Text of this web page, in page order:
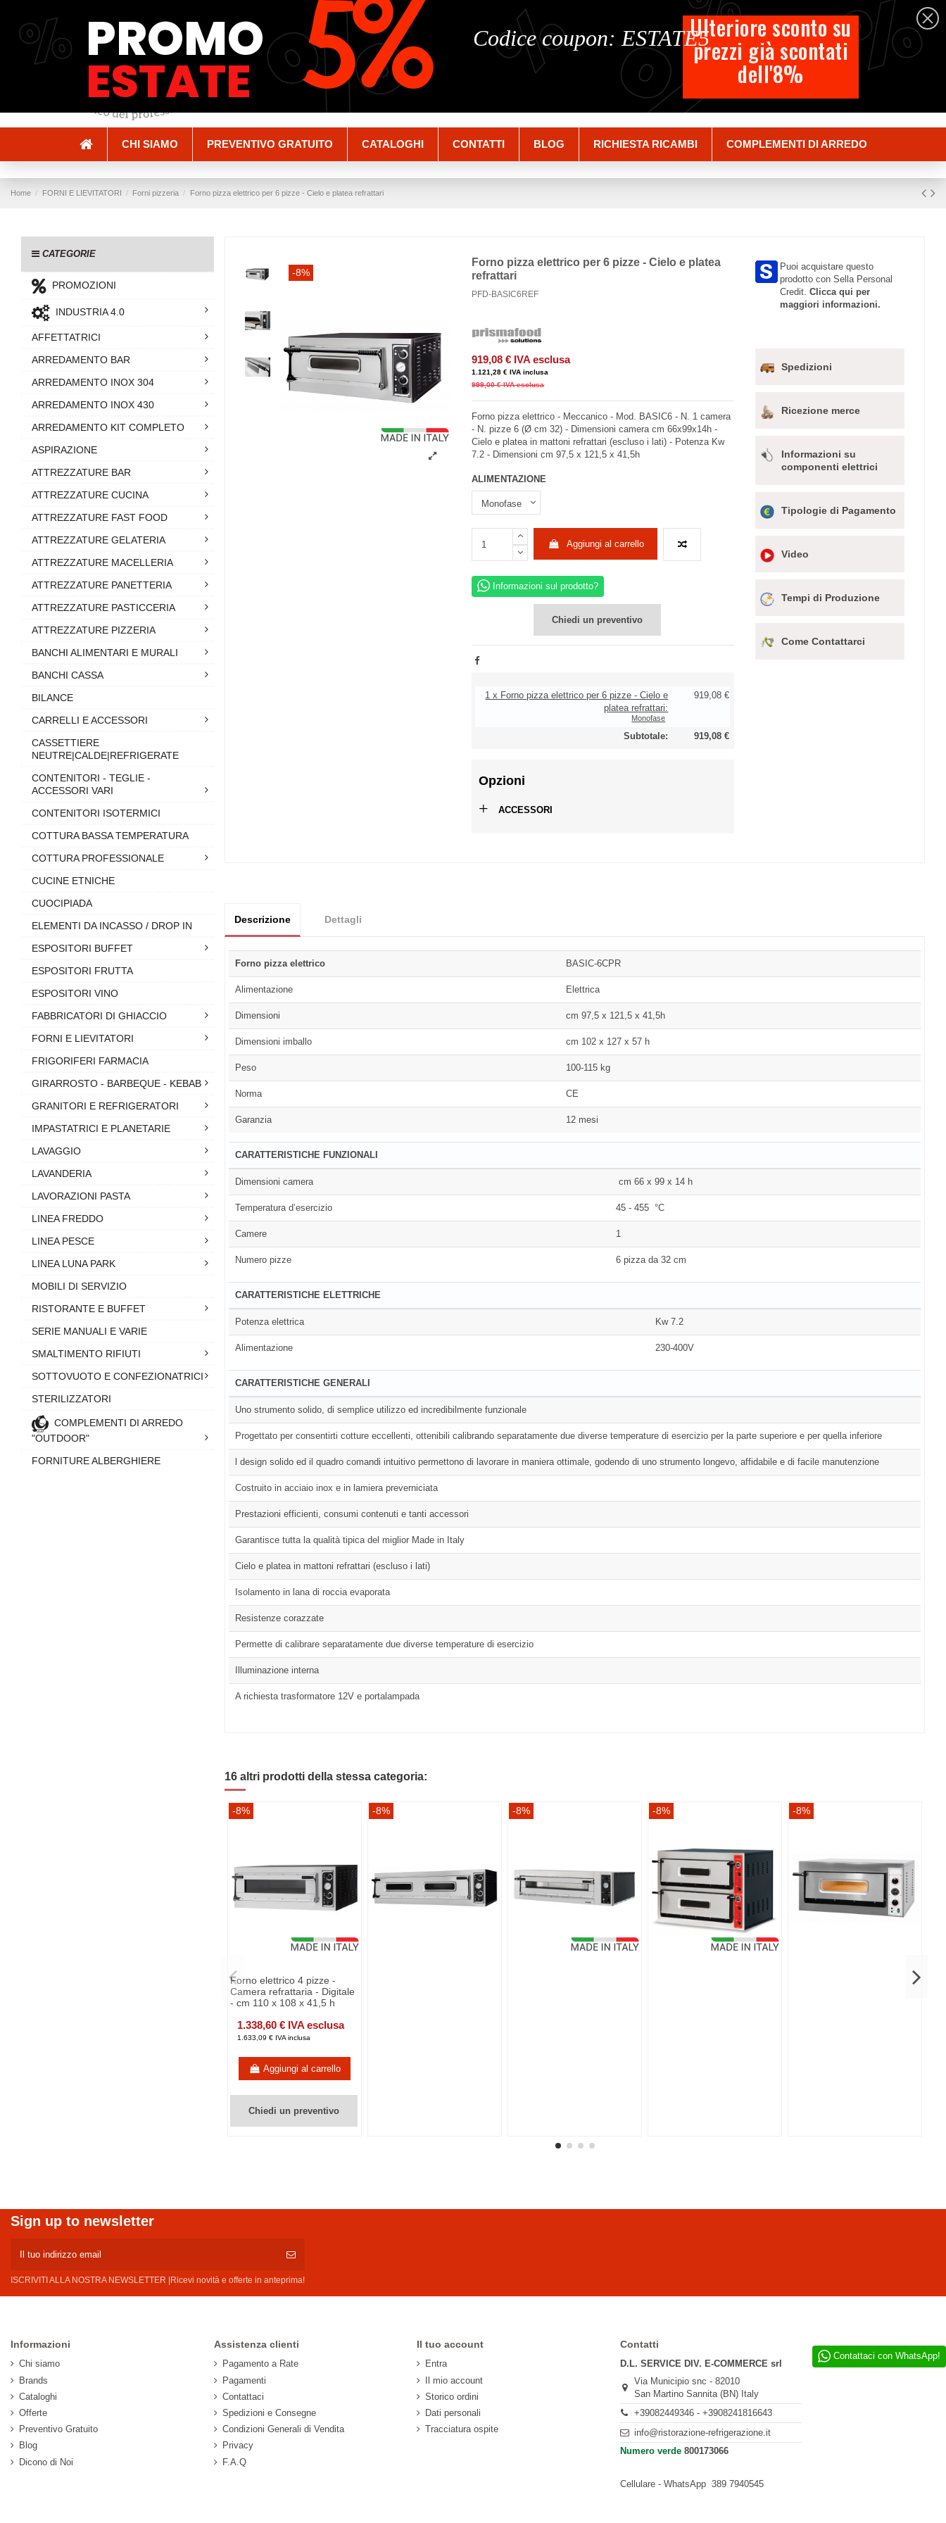
Italiano
Carrello
CHI SIAMO PREVENTIVO GRATUITO CATALOGHI CONTATTI BLOG RICHIESTA RICAMBI COMPLEMENTI DI ARREDO
Home FORNI E LIEVITATORI Forni pizzeria Forno pizza elettrico per 6 pizze - Cielo e platea refrattari
-8%
Forno pizza elettrico per 6 pizze - Cielo e platea
refrattari
PFD-BASIC6REF
919,08 € IVA esclusa
1.121,28 € IVA inclusa
999,00 € IVA esclusa
Forno pizza elettrico - Meccanico - Mod. BASIC6 - N. 1 camera
- N. pizze 6 (Ø cm 32) - Dimensioni camera cm 66x99x14h -
Cielo e platea in mattoni refrattari (escluso i lati) - Potenza Kw
7.2 - Dimensioni cm 97,5 x 121,5 x 41,5h
ALIMENTAZIONE
Aggiungi al carrello
Informazioni sul prodotto?
Chiedi un preventivo
1 x Forno pizza elettrico per 6 pizze - Cielo e
platea refrattari:
Monofase
919,08 €
Subtotale: 919,08 €
Opzioni
+ ACCESSORI
Puoi acquistare questo
prodotto con Sella Personal
Credit.Clicca qui per
maggiori informazioni.
Spedizioni
Ricezione merce
Informazioni su
componenti elettrici
Tipologie di Pagamento
Video
Tempi di Produzione
Come Contattarci
Descrizione Dettagli
Forno pizza elettrico BASIC-6CPR
Alimentazione Elettrica
Dimensioni cm 97,5 x 121,5 x 41,5h
Dimensioni imballo cm 102 x 127 x 57 h
Peso 100-115 kg
Norma CE
Garanzia 12 mesi
CARATTERISTICHE FUNZIONALI
Dimensioni camera cm 66 x 99 x 14 h
Temperatura d’esercizio 45 - 455 °C
Camere 1
Numero pizze 6 pizza da 32 cm
CARATTERISTICHE ELETTRICHE
Potenza elettrica Kw 7.2
Alimentazione 230-400V
CARATTERISTICHE GENERALI
Uno strumento solido, di semplice utilizzo ed incredibilmente funzionale
Progettato per consentirti cotture eccellenti, ottenibili calibrando separatamente due diverse temperature di esercizio per la parte superiore e per quella inferiore
l design solido ed il quadro comandi intuitivo permettono di lavorare in maniera ottimale, godendo di uno strumento longevo, affidabile e di facile manutenzione
Costruito in acciaio inox e in lamiera preverniciata
Prestazioni efficienti, consumi contenuti e tanti accessori
Garantisce tutta la qualità tipica del miglior Made in Italy
Cielo e platea in mattoni refrattari (escluso i lati)
Isolamento in lana di roccia evaporata
Resistenze corazzate
Permette di calibrare separatamente due diverse temperature di esercizio
Illuminazione interna
A richiesta trasformatore 12V e portalampada
16 altri prodotti della stessa categoria:
-8%
Forno elettrico 4 pizze -
Camera refrattaria - Digitale
- cm 110 x 108 x 41,5 h
1.338,60 € IVA esclusa
1.633,09 € IVA inclusa
Aggiungi al carrello
Chiedi un preventivo
-8% -8% -8% -8%
CATEGORIE
PROMOZIONI
INDUSTRIA 4.0
AFFETTATRICI
ARREDAMENTO BAR
ARREDAMENTO INOX 304
ARREDAMENTO INOX 430
ARREDAMENTO KIT COMPLETO
ASPIRAZIONE
ATTREZZATURE BAR
ATTREZZATURE CUCINA
ATTREZZATURE FAST FOOD
ATTREZZATURE GELATERIA
ATTREZZATURE MACELLERIA
ATTREZZATURE PANETTERIA
ATTREZZATURE PASTICCERIA
ATTREZZATURE PIZZERIA
BANCHI ALIMENTARI E MURALI
BANCHI CASSA
BILANCE
CARRELLI E ACCESSORI
CASSETTIERE
NEUTRE|CALDE|REFRIGERATE
CONTENITORI - TEGLIE -
ACCESSORI VARI
CONTENITORI ISOTERMICI
COTTURA BASSA TEMPERATURA
COTTURA PROFESSIONALE
CUCINE ETNICHE
CUOCIPIADA
ELEMENTI DA INCASSO / DROP IN
ESPOSITORI BUFFET
ESPOSITORI FRUTTA
ESPOSITORI VINO
FABBRICATORI DI GHIACCIO
FORNI E LIEVITATORI
FRIGORIFERI FARMACIA
GIRARROSTO - BARBEQUE - KEBAB
GRANITORI E REFRIGERATORI
IMPASTATRICI E PLANETARIE
LAVAGGIO
LAVANDERIA
LAVORAZIONI PASTA
LINEA FREDDO
LINEA PESCE
LINEA LUNA PARK
MOBILI DI SERVIZIO
RISTORANTE E BUFFET
SERIE MANUALI E VARIE
SMALTIMENTO RIFIUTI
SOTTOVUOTO E CONFEZIONATRICI
STERILIZZATORI
COMPLEMENTI DI ARREDO
"OUTDOOR"
FORNITURE ALBERGHIERE
Sign up to newsletter
ISCRIVITI ALLA NOSTRA NEWSLETTER |Ricevi novità e offerte in anteprima!
Informazioni
Chi siamo
Brands
Cataloghi
Offerte
Preventivo Gratuito
Blog
Dicono di Noi
Assistenza clienti
Pagamento a Rate
Pagamenti
Contattaci
Spedizioni e Consegne
Condizioni Generali di Vendita
Privacy
F.A.Q
Il tuo account
Entra
Il mio account
Storico ordini
Dati personali
Tracciatura ospite
Contatti
D.L. SERVICE DIV. E-COMMERCE srl
Via Municipio snc - 82010
San Martino Sannita (BN) Italy
+39082449346 - +3908241816643
info@ristorazione-refrigerazione.it
Numero verde 800173066
Cellulare - WhatsApp 389 7940545
Contattaci con WhatsApp!
%
% %
%
% Ulteriore sconto su
prezzi già scontati
dell'8%
Codice coupon: ESTATE5
PROMO
ESTATE 5%